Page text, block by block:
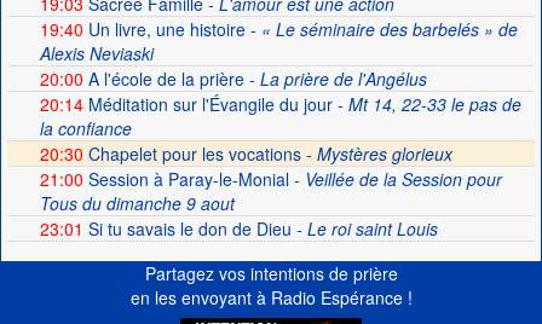
19:40 Un livre, une histoire- « Le séminaire des barbelés » de
Alexis Neviaski
20:00 A l'école de la prière- La prière de l'Angélus
20:14Méditation sur l'Évangile du jour- Mt 14, 22-33 le pas de
la confiance
20:30 Chapelet pour les vocations - Mystères glorieux
21:00 Session à Paray-le-Monial- Veillée de la Session pour
Tous du dimanche 9 aout
23:01 Si tu savais le don de Dieu - Le roi saint Louis
Partagez vos intentions de prière
en les envoyant à Radio Espérance !